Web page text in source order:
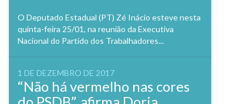
O Deputado Estadual (PT) Zé Inácio esteve nesta
quinta-feira 25/01, na reunião da Executiva
Nacional do Partido dos Trabalhadores...
1 DE DEZEMBRO DE 2017
“Não há vermelho nas cores